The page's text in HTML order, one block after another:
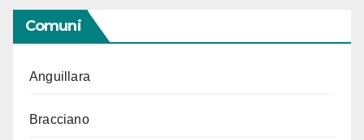
Comuni
Anguillara
Bracciano